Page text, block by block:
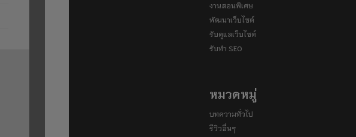
งานสอนพิเศษ
พัฒนาเว็บไซต์
รับดูแลเว็บไซต์
รับทำ SEO
หมวดหมู่
บทความทั่วไป
รีวิวอื่นๆ